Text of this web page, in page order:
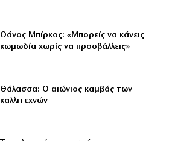
Θάνος Μπίρκος: «Μπορείς να κάνεις
κωμωδία χωρίς να προσβάλλεις»
Θάλασσα: Ο αιώνιος καμβάς των
καλλιτεχνών